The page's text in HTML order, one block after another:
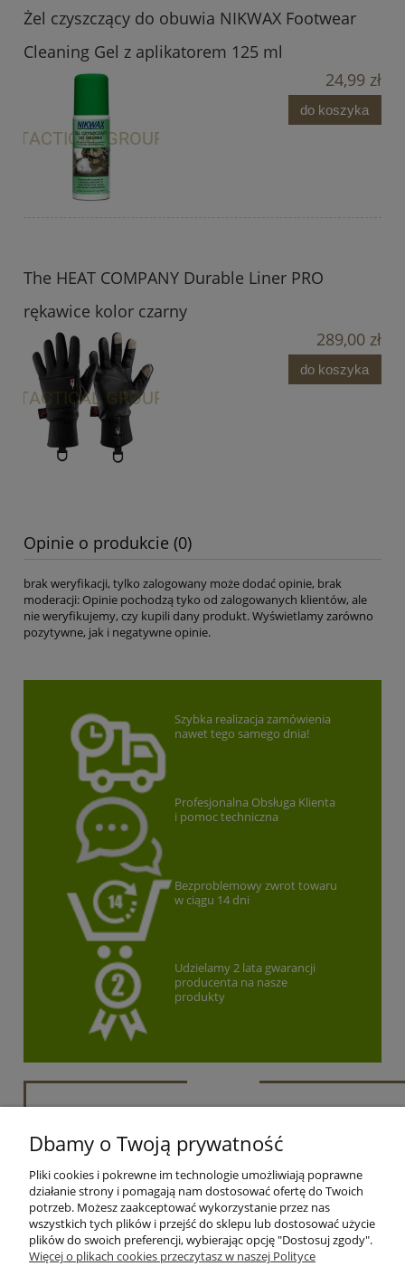
Żel czyszczący do obuwia NIKWAX Footwear
Cleaning Gel z aplikatorem 125 ml
24,99 zł
do koszyka
The HEAT COMPANY Durable Liner PRO
rękawice kolor czarny
289,00 zł
do koszyka
Opinie o produkcie (0)
brak weryfikacji, tylko zalogowany może dodać opinie, brak
moderacji: Opinie pochodzą tyko od zalogowanych klientów, ale
nie weryfikujemy, czy kupili dany produkt. Wyświetlamy zarówno
pozytywne, jak i negatywne opinie.
Szybka realizacja zamówienia
nawet tego samego dnia!
Profesjonalna Obsługa Klienta
i pomoc techniczna
Bezproblemowy zwrot towaru
w ciągu 14 dni
Udzielamy 2 lata gwarancji
producenta na nasze
produkty
Podaj swój adres e-mail, jeżeli chcesz otrzymywać
informacje o nowościach i promocjach.
zapisz się
Dbamy o Twoją prywatność
Pliki cookies i pokrewne im technologie umożliwiają poprawne
działanie strony i pomagają nam dostosować ofertę do Twoich
potrzeb. Możesz zaakceptować wykorzystanie przez nas
wszystkich tych plików i przejść do sklepu lub dostosować użycie
plików do swoich preferencji, wybierając opcję "Dostosuj zgody".
Więcej o plikach cookies przeczytasz w naszej Polityce